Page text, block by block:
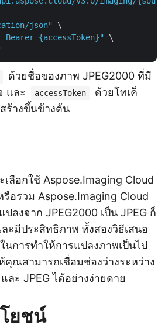
json"
\
{accessToken}"
\
ด้วยชื่อของภาพ JPEG2000 ที่มี
และ
accessToken
ด้วยโทเค็
ร้างขึ้นข้างต้น
ลือกใช้ Aspose.Imaging Cloud
รือรวม Aspose.Imaging Cloud
ลงจาก JPEG2000 เป็น JPEG ก็
ะมีประสิทธิภาพ ทั้งสองวิธีเสนอ
นการทำให้การแปลงภาพเป็นไป
ณสามารถเชื่อมช่องว่างระหว่าง
ละ JPEG ได้อย่างง่ายดาย
ยชน์